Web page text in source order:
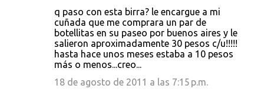
q paso con esta birra? le encargue a mi
cuñada que me comprara un par de
botellitas en su paseo por buenos aires y le
salieron aproximadamente 30 pesos c/u!!!!!
hasta hace unos meses estaba a 10 pesos
más o menos...creo...
18 de agosto de 2011 a las 7:15 p.m.